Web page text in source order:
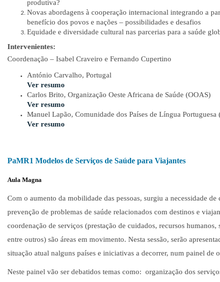
produtiva?
Novas abordagens à cooperação internacional integrando a
benefício dos povos e nações – possibilidades e desafios
Equidade e diversidade cultural nas parcerias para a saúde
Intervenientes:
Coordenação – Isabel Craveiro e Fernando Cupertino
António Carvalho, Portugal
Ver resumo
Carlos Brito, Organização Oeste Africana de Saúde (OOAS)
Ver resumo
Manuel Lapão, Comunidade dos Países de Língua Portuguesa
Ver resumo
PaMR1 Modelos de Serviços de Saúde para Viajantes
Aula Magna
Com o aumento da mobilidade das pessoas, surgiu a necessidade de
prevenção de problemas de saúde relacionados com destinos e
coordenação de serviços (prestação de cuidados, recursos humanos,
entre outros) são áreas em movimento. Nesta sessão, serão
situação atual nalguns países e iniciativas a decorrer, num painel de
Neste painel vão ser debatidos temas como: organização dos